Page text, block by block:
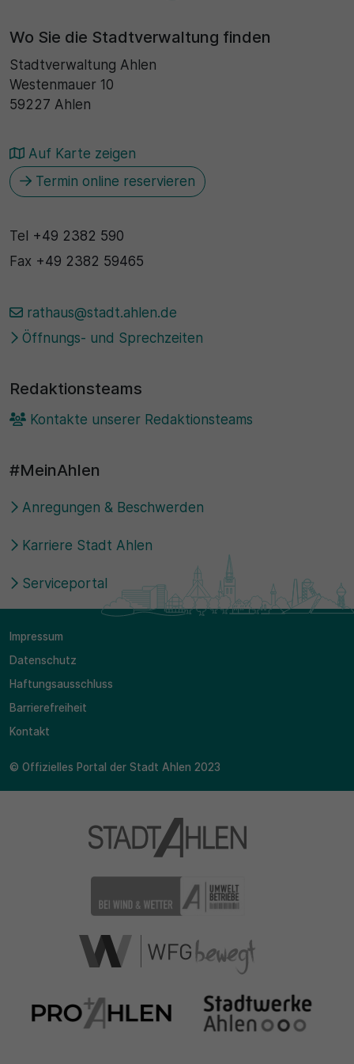
Wo Sie die Stadtverwaltung finden
Stadtverwaltung Ahlen
Westenmauer 10
59227 Ahlen
Auf Karte zeigen
Termin online reservieren
Tel +49 2382 590
Fax +49 2382 59465
rathaus@stadt.ahlen.de
Öffnungs- und Sprechzeiten
Redaktionsteams
Kontakte unserer Redaktionsteams
#MeinAhlen
Anregungen & Beschwerden
Karriere Stadt Ahlen
Serviceportal
Impressum
Datenschutz
Haftungsausschluss
Barrierefreiheit
Kontakt
© Offizielles Portal der Stadt Ahlen 2023
30 Minuten
Zweck
Wird für statistische Zwecke verwendet, um